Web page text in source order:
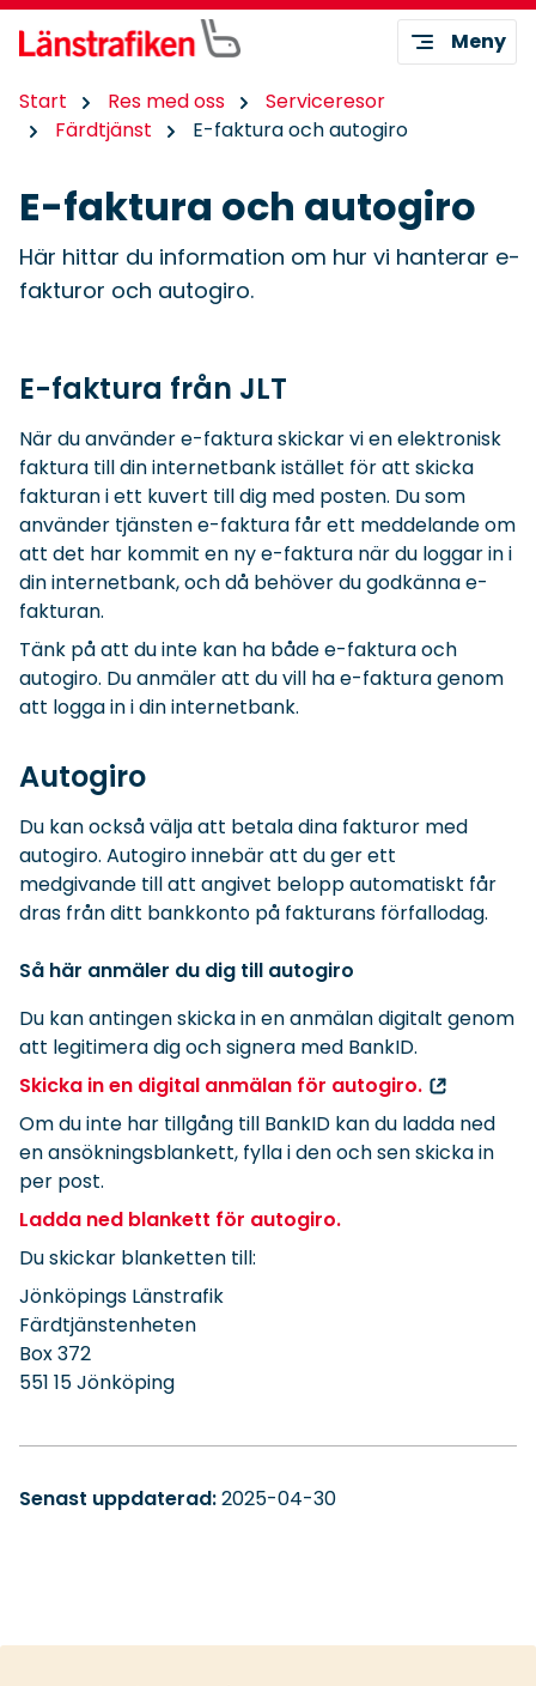
Meny
Start Res med oss
Serviceresor
Färdtjänst
E-faktura och autogiro
E-faktura och autogiro
Här hittar du information om hur vi hanterar e-
fakturor och autogiro.
E-faktura från JLT
När du använder e-faktura skickar vi en elektronisk
faktura till din internetbank istället för att skicka
fakturan i ett kuvert till dig med posten. Du som
använder tjänsten e-faktura får ett meddelande om
att det har kommit en ny e-faktura när du loggar in i
din internetbank, och då behöver du godkänna e-
fakturan.
Tänk på att du inte kan ha både e-faktura och
autogiro. Du anmäler att du vill ha e-faktura genom
att logga in i din internetbank.
Autogiro
Du kan också välja att betala dina fakturor med
autogiro. Autogiro innebär att du ger ett
medgivande till att angivet belopp automatiskt får
dras från ditt bankkonto på fakturans förfallodag.
Så här anmäler du dig till autogiro
Du kan antingen skicka in en anmälan digitalt genom
att legitimera dig och signera med BankID.
Skicka in en digital anmälan för autogiro.
Om du inte har tillgång till BankID kan du ladda ned
en ansökningsblankett, fylla i den och sen skicka in
per post.
Ladda ned blankett för autogiro.
Du skickar blanketten till:
Jönköpings Länstrafik
Färdtjänstenheten
Box 372
551 15 Jönköping
Senast uppdaterad:2025-04-30